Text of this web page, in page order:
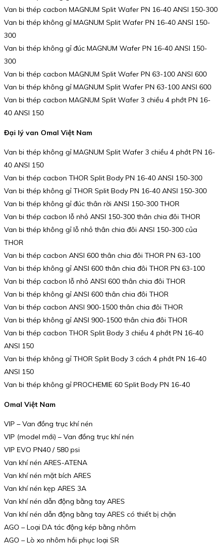
Van bi thép cacbon MAGNUM Split Wafer PN 16-40 ANSI 150-300
Van bi thép không gỉ MAGNUM Split Wafer PN 16-40 ANSI 150-
300
Van bi thép không gỉ đúc MAGNUM Wafer PN 16-40 ANSI 150-
300
Van bi thép cacbon MAGNUM Split Wafer PN 63-100 ANSI 600
Van bi thép không gỉ MAGNUM Split Wafer PN 63-100 ANSI 600
Van bi thép cacbon MAGNUM Split Wafer 3 chiều 4 phớt PN 16-
40 ANSI 150
Đại lý van Omal Việt Nam
Van bi thép không gỉ MAGNUM Split Wafer 3 chiều 4 phớt PN 16-
40 ANSI 150
Van bi thép cacbon THOR Split Body PN 16-40 ANSI 150-300
Van bi thép không gỉ THOR Split Body PN 16-40 ANSI 150-300
Van bi thép không gỉ đúc thân rời ANSI 150-300 THOR
Van bi thép cacbon lỗ nhỏ ANSI 150-300 thân chia đôi THOR
Van bi thép không gỉ lỗ nhỏ thân chia đôi ANSI 150-300 của
THOR
Van bi thép cacbon ANSI 600 thân chia đôi THOR PN 63-100
Van bi thép không gỉ ANSI 600 thân chia đôi THOR PN 63-100
Van bi thép cacbon lỗ nhỏ ANSI 600 thân chia đôi THOR
Van bi thép không gỉ ANSI 600 thân chia đôi THOR
Van bi thép cacbon ANSI 900-1500 thân chia đôi THOR
Van bi thép không gỉ ANSI 900-1500 thân chia đôi THOR
Van bi thép cacbon THOR Split Body 3 chiều 4 phớt PN 16-40
ANSI 150
Van bi thép không gỉ THOR Split Body 3 cách 4 phớt PN 16-40
ANSI 150
Van bi thép không gỉ PROCHEMIE 60 Split Body PN 16-40
Omal Việt Nam
VIP – Van đồng trục khí nén
VIP (model mới) – Van đồng trục khí nén
VIP EVO PN40 / 580 psi
Van khí nén ARES-ATENA
Van khí nén mặt bích ARES
Van khí nén kẹp ARES 3A
Van khí nén dẫn động bằng tay ARES
Van khí nén dẫn động bằng tay ARES có thiết bị chặn
AGO – Loại DA tác động kép bằng nhôm
AGO – Lò xo nhôm hồi phục loại SR